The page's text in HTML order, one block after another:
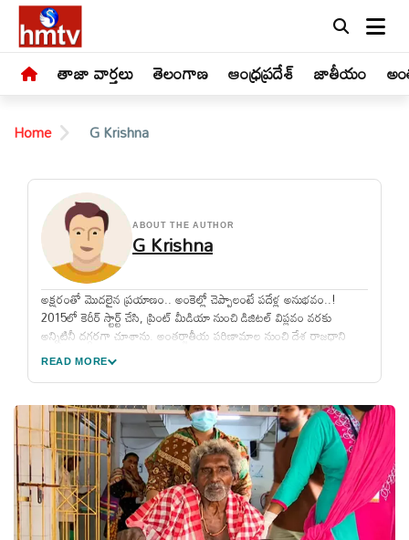
తాజా వార్తలు తెలంగాణ ఆంధ్రప్రదేశ్ జాతీయం
LIVE
తాజా
వార్తలు
తెలంగాణ
ఆంధ్రప్రదేశ్
జాతీయం
Home G Krishna
ABOUT THE AUTHOR
G Krishna
అక్షరంతో మొదలైన ప్రయాణం.. అంకెల్లో చెప్పాలంటే పదేళ్ల అనుభవం..!
2015లో కెరీర్ స్టార్ట్ చేసి, ప్రింట్ మీడియా నుంచి డిజిటల్ విప్లవం వరకు
అన్నిటినీ దగ్గరగా చూశాను. అంతర్జాతీయ పరిణామాల నుంచి దేశ రాజధాని
రాజకీయాల వరకు, గల్లీ స్థాయి వార్తల నుంచి ఢిల్లీ స్థాయి విశ్లేషణల వరకు ప్రతి
అంశాన్ని లోతుగా అధ్యయనం చేస్తూ కథనాలు అందించాను. టెక్నాలజీ స్పీడ్,
బిజినెస్ లెక్కలైనా, ఆస్ట్రాలజీ విశ్లేషణ ఏదైనా.. నా నుంచి వచ్చే ప్రతి కథనం ప్రతి
వార్త పాఠకుడికి ఇన్ఫర్మేషన్‌తో పాటు ఇంట్రెస్ట్‌ను కూడా అందిస్తుంది.
READ MORE